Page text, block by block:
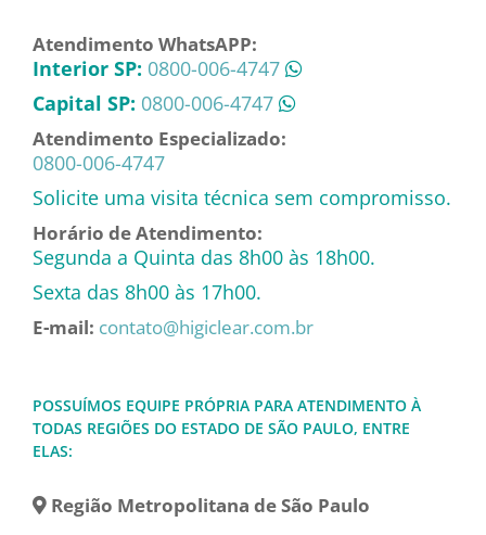
Atendimento WhatsAPP:
Interior SP: 0800-006-4747
Capital SP: 0800-006-4747
Atendimento Especializado:
0800-006-4747
Solicite uma visita técnica sem compromisso.
Horário de Atendimento:
Segunda a Quinta das 8h00 às 18h00.
Sexta das 8h00 às 17h00.
E-mail: contato@higiclear.com.br
POSSUÍMOS EQUIPE PRÓPRIA PARA ATENDIMENTO À
TODAS REGIÕES DO ESTADO DE SÃO PAULO, ENTRE
ELAS:
Região Metropolitana de São Paulo